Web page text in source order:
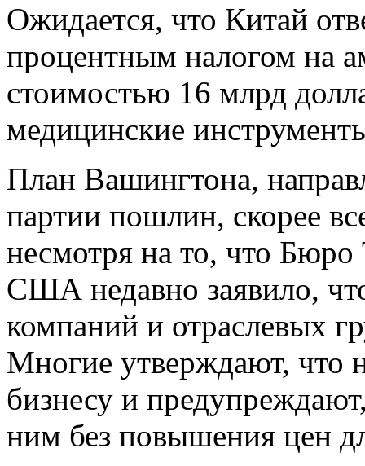
Ожидается, что Китай
процентным налогом на
стоимостью 16 млрд
медицинские
План Вашингтона,
партии пошлин, скорее
несмотря на то, что Бюро
США недавно заявило,
компаний и отраслевых
Многие утверждают, что
бизнесу и
ним без повышения цен